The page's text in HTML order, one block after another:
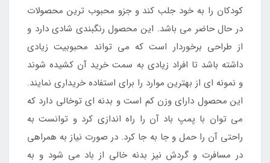
کودکان را به خود جلب کند و جزو محبوب ترین محصولات
در حال حاضر می باشد. این محصول رنگبندی شادی دارد و
از طراحی برخوردار است که می تواند محبوبیت زیادی
داشته باشد تا افراد زیادی به سمت خرید آن کشیده شوند
و نمونه ای از بهترین موارد را برای استفاده خریداری نمایند.
این محصول دارای وزن کم است و بدنه ای توخالی دارد که
می توان با پمپ باد آن را راه اندازی کرد و توانست به
راحتی آن را حمل و جا به جا کرد. در صورت نیاز به همراهی
در مسافرت و گردش نیز بدنه خالی از باد می شود و به